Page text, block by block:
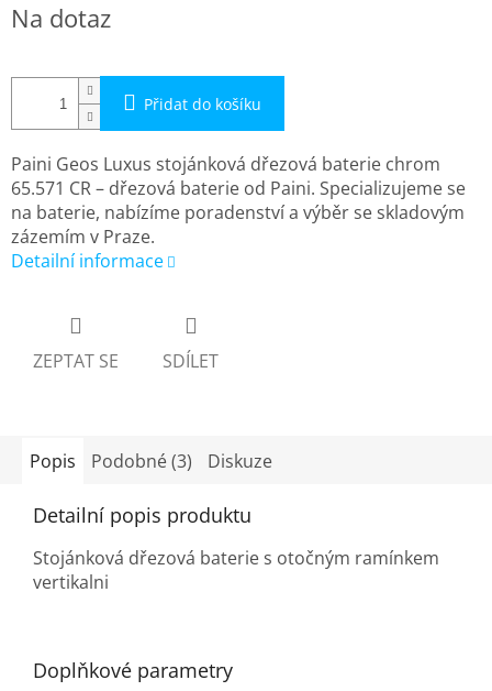
cena:
Na dotaz
Přidat do košíku
Paini Geos Luxus stojánková dřezová baterie chrom
65.571 CR – dřezová baterie od Paini. Specializujeme se
na baterie, nabízíme poradenství a výběr se skladovým
zázemím v Praze.
Detailní informace
ZEPTAT SE SDÍLET
Popis Podobné (3) Diskuze
Detailní popis produktu
Stojánková dřezová baterie s otočným ramínkem
vertikalni
Doplňkové parametry